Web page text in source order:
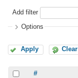
Add filter
Options
Apply Clear
#